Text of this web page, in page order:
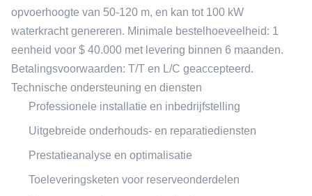
opvoerhoogte van 50-120 m, en kan tot 100 kW
waterkracht genereren. Minimale bestelhoeveelheid: 1
eenheid voor $ 40.000 met levering binnen 6 maanden.
Betalingsvoorwaarden: T/T en L/C geaccepteerd.
Technische ondersteuning en diensten
Professionele installatie en inbedrijfstelling
Uitgebreide onderhouds- en reparatiediensten
Prestatieanalyse en optimalisatie
Toeleveringsketen voor reserveonderdelen